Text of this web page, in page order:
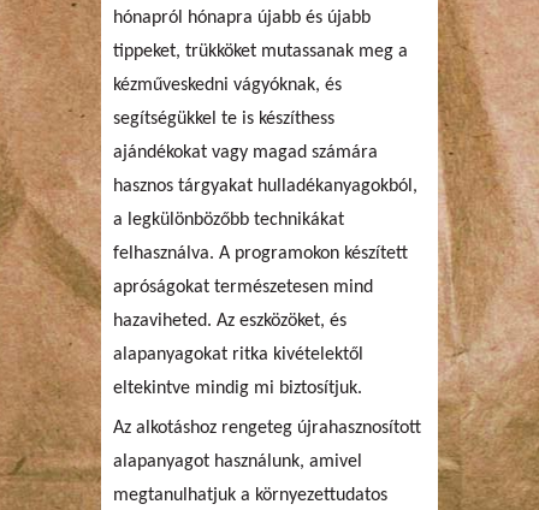
hónapról hónapra újabb és újabb
tippeket, trükköket mutassanak meg a
kézműveskedni vágyóknak, és
segítségükkel te is készíthess
ajándékokat vagy magad számára
hasznos tárgyakat hulladékanyagokból,
a legkülönbözőbb technikákat
felhasználva. A programokon készített
apróságokat természetesen mind
hazaviheted. Az eszközöket, és
alapanyagokat ritka kivételektől
eltekintve mindig mi biztosítjuk.
Az alkotáshoz rengeteg újrahasznosított
alapanyagot használunk, amivel
megtanulhatjuk a környezettudatos